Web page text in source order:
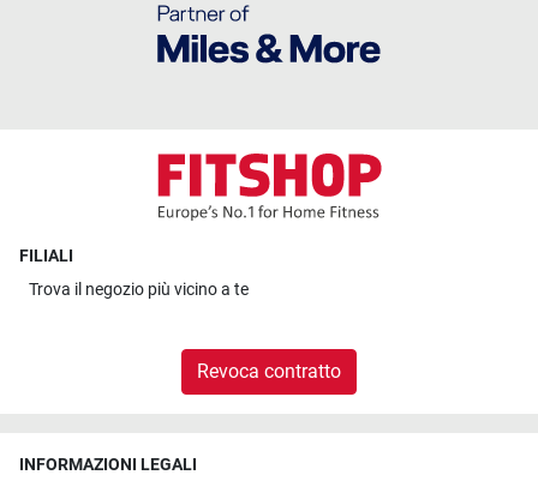
FILIALI
Trova il negozio più vicino a te
Revoca contratto
INFORMAZIONI LEGALI